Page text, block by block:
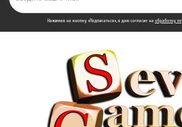
Нажимая на кнопку «Подписаться», я даю cогласие на обработку